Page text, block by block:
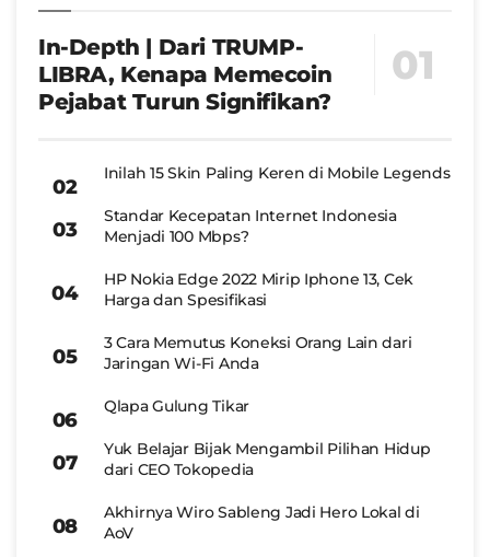
In-Depth | Dari TRUMP-
LIBRA, Kenapa Memecoin
Pejabat Turun Signifikan?
Inilah 15 Skin Paling Keren di Mobile Legends
Standar Kecepatan Internet Indonesia
Menjadi 100 Mbps?
HP Nokia Edge 2022 Mirip Iphone 13, Cek
Harga dan Spesifikasi
3 Cara Memutus Koneksi Orang Lain dari
Jaringan Wi-Fi Anda
Qlapa Gulung Tikar
Yuk Belajar Bijak Mengambil Pilihan Hidup
dari CEO Tokopedia
Akhirnya Wiro Sableng Jadi Hero Lokal di
AoV